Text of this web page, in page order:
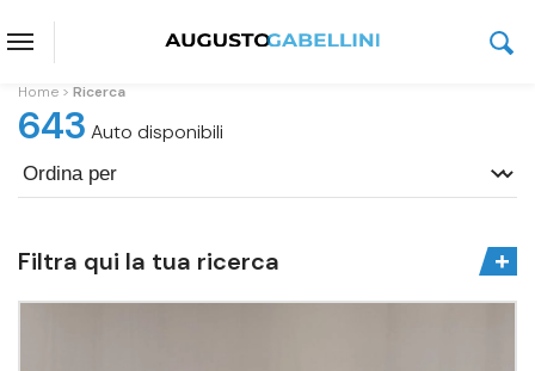
Home Ricerca
643 Auto disponibili
Filtra qui la tua ricerca